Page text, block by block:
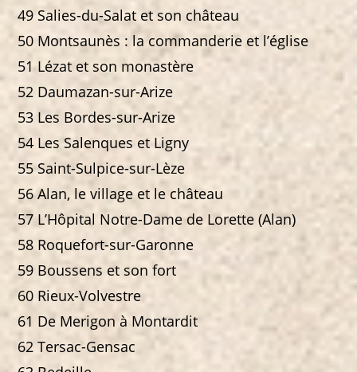
49 Salies-du-Salat et son château
50 Montsaunès : la commanderie et l’église
51 Lézat et son monastère
52 Daumazan-sur-Arize
53 Les Bordes-sur-Arize
54 Les Salenques et Ligny
55 Saint-Sulpice-sur-Lèze
56 Alan, le village et le château
57 L’Hôpital Notre-Dame de Lorette (Alan)
58 Roquefort-sur-Garonne
59 Boussens et son fort
60 Rieux-Volvestre
61 De Merigon à Montardit
62 Tersac-Gensac